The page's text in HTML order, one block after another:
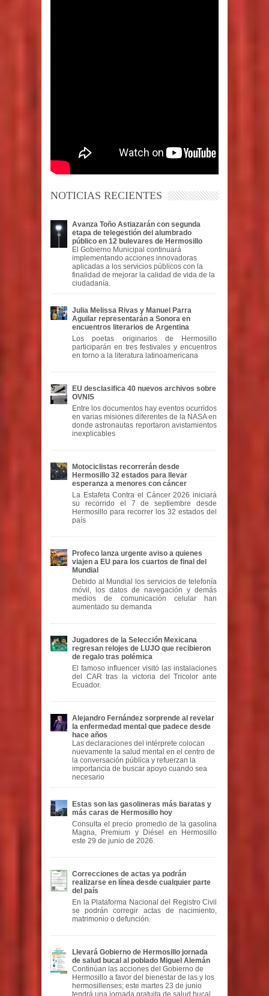
NOTICIAS RECIENTES
Avanza Toño Astiazarán con segunda
etapa de telegestión del alumbrado
público en 12 bulevares de Hermosillo
El Gobierno Municipal continuará
implementando acciones innovadoras
aplicadas a los servicios públicos con la
finalidad de mejorar la calidad de vida de la
ciudadanía.
Julia Melissa Rivas y Manuel Parra
Aguilar representarán a Sonora en
encuentros literarios de Argentina
Los poetas originarios de Hermosillo
participarán en tres festivales y encuentros
en torno a la literatura latinoamericana
EU desclasifica 40 nuevos archivos sobre
OVNIS
Entre los documentos hay eventos ocurridos
en varias misiones diferentes de la NASA en
donde astronautas reportaron avistamientos
inexplicables
Motociclistas recorrerán desde
Hermosillo 32 estados para llevar
esperanza a menores con cáncer
La Estafeta Contra el Cáncer 2026 iniciará
su recorrido el 7 de septiembre desde
Hermosillo para recorrer los 32 estados del
país
Profeco lanza urgente aviso a quienes
viajen a EU para los cuartos de final del
Mundial
Debido al Mundial los servicios de telefonía
móvil, los datos de navegación y demás
medios de comunicación celular han
aumentado su demanda
Jugadores de la Selección Mexicana
regresan relojes de LUJO que recibieron
de regalo tras polémica
El famoso influencer visitó las instalaciones
del CAR tras la victoria del Tricolor ante
Ecuador.
Alejandro Fernández sorprende al revelar
la enfermedad mental que padece desde
hace años
Las declaraciones del intérprete colocan
nuevamente la salud mental en el centro de
la conversación pública y refuerzan la
importancia de buscar apoyo cuando sea
necesario
Estas son las gasolineras más baratas y
más caras de Hermosillo hoy
Consulta el precio promedio de la gasolina
Magna, Premium y Diésel en Hermosillo
este 29 de junio de 2026.
Correcciones de actas ya podrán
realizarse en línea desde cualquier parte
del país
En la Plataforma Nacional del Registro Civil
se podrán corregir actas de nacimiento,
matrimonio o defunción.
Llevará Gobierno de Hermosillo jornada
de salud bucal al poblado Miguel Alemán
Continúan las acciones del Gobierno de
Hermosillo a favor del bienestar de las y los
hermosillenses; este martes 23 de junio